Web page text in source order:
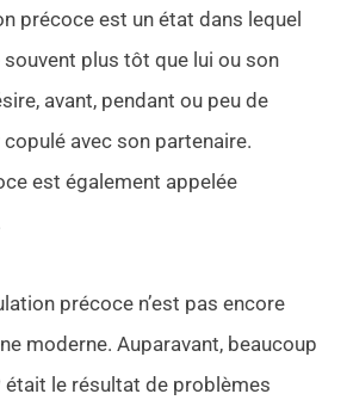
précoce est un état dans lequel
plus tôt que lui ou son
avant, pendant ou peu de
avec son partenaire.
est également appelée
précoce n’est pas encore
moderne. Auparavant, beaucoup
était le résultat de problèmes